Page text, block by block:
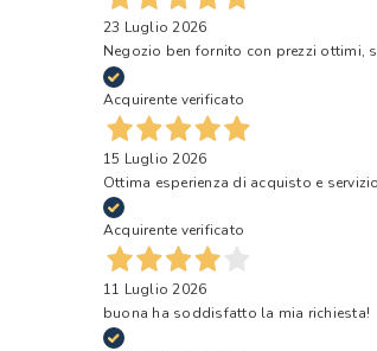
23 Luglio 2026
Negozio ben fornito con prezzi ottimi,
Acquirente verificato
15 Luglio 2026
Ottima esperienza di acquisto e
Acquirente verificato
11 Luglio 2026
buona ha soddisfatto la mia richiesta!